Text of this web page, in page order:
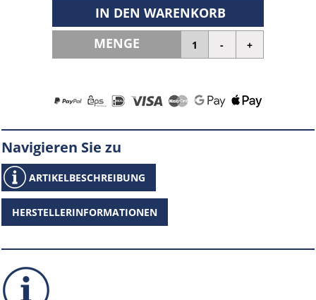
IN DEN WARENKORB
MENGE
Navigieren Sie zu
ARTIKELBESCHREIBUNG
HERSTELLERINFORMATIONEN